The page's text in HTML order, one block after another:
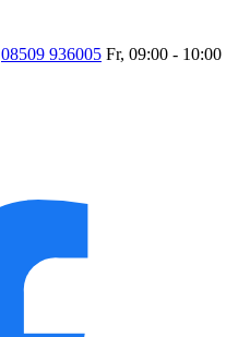
08509 936005 Fr, 09:00 - 10:00